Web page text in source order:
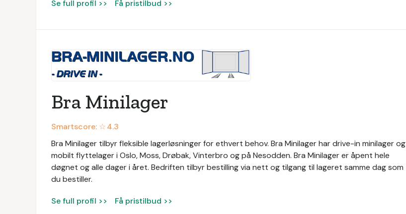
Se full profil >> Få pristilbud >>
Bra Minilager
Smartscore: ☆4.3
Bra Minilager tilbyr fleksible lagerløsninger for ethvert behov. Bra Minilager har drive-in minilager og
mobilt flyttelager i Oslo, Moss, Drøbak, Vinterbro og på Nesodden. Bra Minilager er åpent hele
døgnet og alle dager i året. Bedriften tilbyr bestilling via nett og tilgang til lageret samme dag som
du bestiller.
Se full profil >> Få pristilbud >>